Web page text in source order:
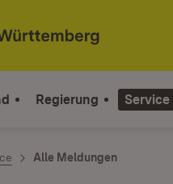
Regierung Service
Alle Meldungen